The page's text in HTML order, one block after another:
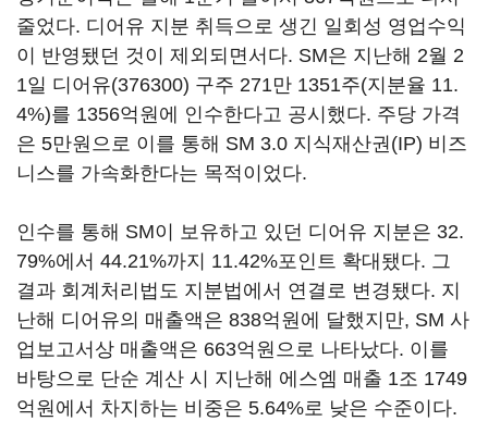
줄었다. 디어유 지분 취득으로 생긴 일회성 영업수익
이 반영됐던 것이 제외되면서다. SM은 지난해 2월 2
1일 디어유(376300) 구주 271만 1351주(지분율 11.
4%)를 1356억원에 인수한다고 공시했다. 주당 가격
은 5만원으로 이를 통해 SM 3.0 지식재산권(IP) 비즈
니스를 가속화한다는 목적이었다.
인수를 통해 SM이 보유하고 있던 디어유 지분은 32.
79%에서 44.21%까지 11.42%포인트 확대됐다. 그
결과 회계처리법도 지분법에서 연결로 변경됐다. 지
난해 디어유의 매출액은 838억원에 달했지만, SM 사
업보고서상 매출액은 663억원으로 나타났다. 이를
바탕으로 단순 계산 시 지난해 에스엠 매출 1조 1749
억원에서 차지하는 비중은 5.64%로 낮은 수준이다.